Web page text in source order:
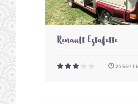
Renault Estafette
25